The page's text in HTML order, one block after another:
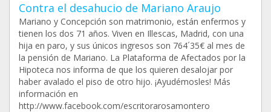
Contra el desahucio de Mariano Araujo
Mariano y Concepción son matrimonio, están enfermos y
tienen los dos 71 años. Viven en Illescas, Madrid, con una
hija en paro, y sus únicos ingresos son 764´35€ al mes de
la pensión de Mariano. La Plataforma de Afectados por la
Hipoteca nos informa de que los quieren desalojar por
haber avalado el piso de otro hijo. ¡Ayudémosles! Más
información en
http://www.facebook.com/escritorarosamontero